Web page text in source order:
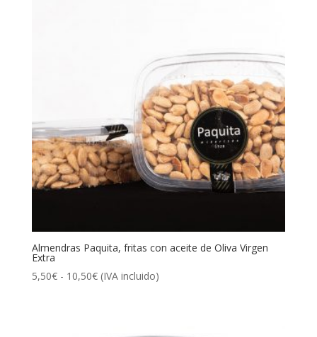
Almendras Paquita, fritas con aceite de Oliva Virgen
Extra
5,50€ - 10,50€Rango
(IVA incluido)